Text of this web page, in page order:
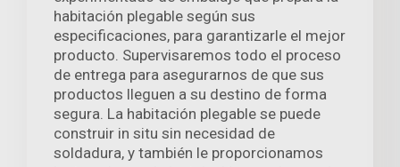
habitación plegable según sus
especificaciones, para garantizarle el mejor
producto. Supervisaremos todo el proceso
de entrega para asegurarnos de que sus
productos lleguen a su destino de forma
segura. La habitación plegable se puede
construir in situ sin necesidad de
soldadura, y también le proporcionamos